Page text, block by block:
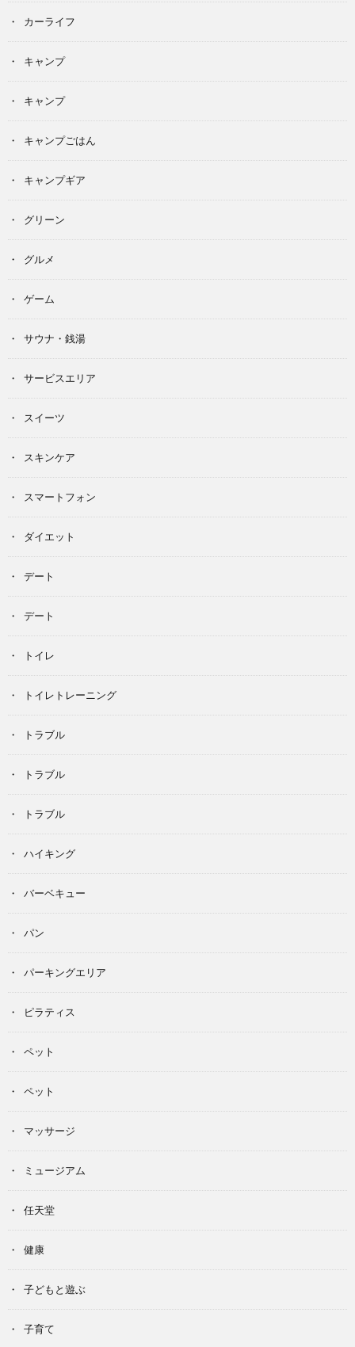
カーライフ
キャンプ
キャンプ
キャンプごはん
キャンプギア
グリーン
グルメ
ゲーム
サウナ・銭湯
サービスエリア
スイーツ
スキンケア
スマートフォン
ダイエット
デート
デート
トイレ
トイレトレーニング
トラブル
トラブル
トラブル
ハイキング
バーベキュー
パン
パーキングエリア
ピラティス
ペット
ペット
マッサージ
ミュージアム
任天堂
健康
子どもと遊ぶ
子育て